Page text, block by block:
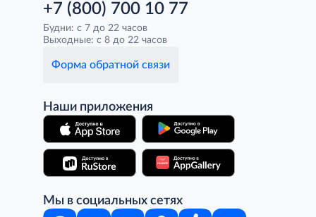
+7 (800) 700 10 77
Будни: с 7 до 22 часов
Выходные: с 8 до 22 часов
Форма обратной связи
Наши приложения
Мы в социальных сетях